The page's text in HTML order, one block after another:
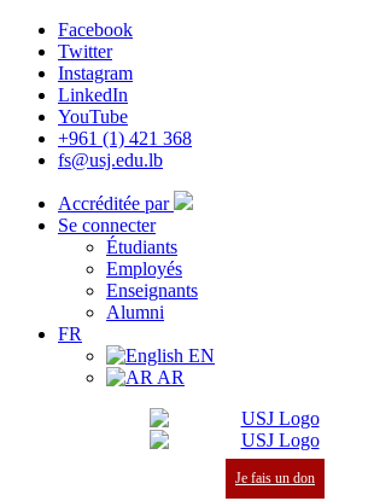
Facebook
Twitter
Instagram
LinkedIn
YouTube
+961 (1) 421 368
fs@usj.edu.lb
Accréditée par
Se connecter
Étudiants
Employés
Enseignants
Alumni
FR
EN
AR
Je fais un don